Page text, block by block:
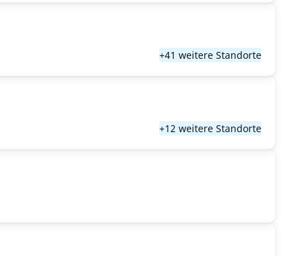
+41 weitere Standorte
+12 weitere Standorte